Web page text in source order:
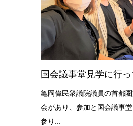
国会議事堂見学に行っ
亀岡偉民衆議院議員の首都
会があり、参加と国会議事
参り...